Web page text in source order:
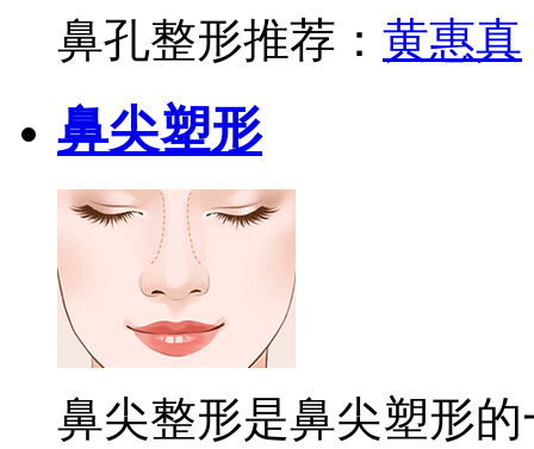
鼻孔整形推荐： 黄惠真
鼻尖塑形
鼻尖整形是鼻尖塑形